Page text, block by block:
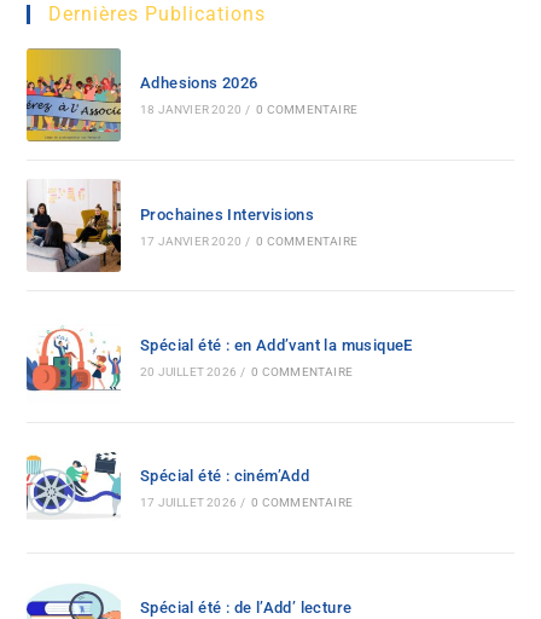
Dernières Publications
Adhesions 2026
18 JANVIER 2020 / 0 COMMENTAIRE
Prochaines Intervisions
17 JANVIER 2020 / 0 COMMENTAIRE
Spécial été : en Add’vant la musiqueE
20 JUILLET 2026 / 0 COMMENTAIRE
Spécial été : ciném’Add
17 JUILLET 2026 / 0 COMMENTAIRE
Spécial été : de l’Add’ lecture